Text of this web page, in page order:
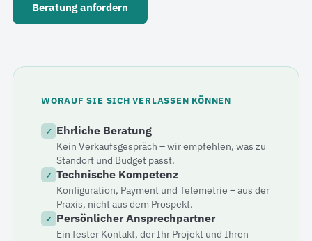
Beratung anfordern
WORAUF SIE SICH VERLASSEN KÖNNEN
✓ Ehrliche Beratung
Kein Verkaufsgespräch – wir empfehlen, was zu
Standort und Budget passt.
✓ Technische Kompetenz
Konfiguration, Payment und Telemetrie – aus der
Praxis, nicht aus dem Prospekt.
✓ Persönlicher Ansprechpartner
Ein fester Kontakt, der Ihr Projekt und Ihren